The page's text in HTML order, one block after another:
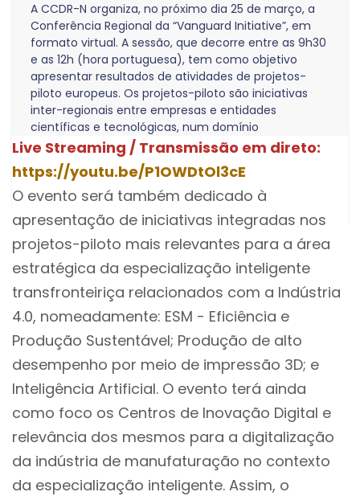
A CCDR-N organiza, no próximo dia 25 de março, a
Conferência Regional da “Vanguard Initiative”, em
formato virtual. A sessão, que decorre entre as 9h30
e as 12h (hora portuguesa), tem como objetivo
apresentar resultados de atividades de projetos-
piloto europeus. Os projetos-piloto são iniciativas
inter-regionais entre empresas e entidades
científicas e tecnológicas, num domínio
tecnológico específico, que têm como objetivo
facilitar a construção e o reforço das cadeias de
valor industriais em mercados de futuro elevado
potencial.
Live Streaming / Transmissão em direto:
https://youtu.be/P1OWDtOl3cE
O evento será também dedicado à
apresentação de iniciativas integradas nos
projetos-piloto mais relevantes para a área
estratégica da especialização inteligente
transfronteiriça relacionados com a Indústria
4.0, nomeadamente: ESM - Eficiência e
Produção Sustentável; Produção de alto
desempenho por meio de impressão 3D; e
Inteligência Artificial. O evento terá ainda
como foco os Centros de Inovação Digital e
relevância dos mesmos para a digitalização
da indústria de manufaturação no contexto
da especialização inteligente. Assim, o